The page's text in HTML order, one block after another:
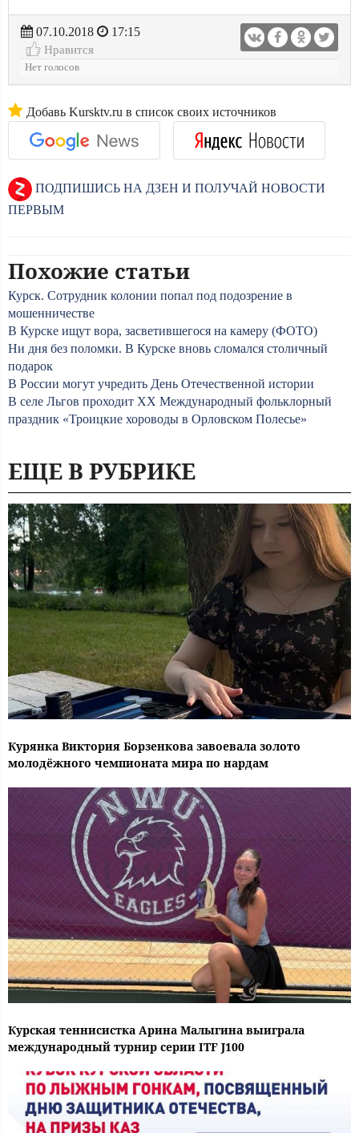
07.10.2018
17:15
Нравится
Нет голосов
Добавь Kursktv.ru в список своих источников
ПОДПИШИСЬ НА ДЗЕН И ПОЛУЧАЙ НОВОСТИ
ПЕРВЫМ
Похожие статьи
Курск. Сотрудник колонии попал под подозрение в
мошенничестве
В Курске ищут вора, засветившегося на камеру (ФОТО)
Ни дня без поломки. В Курске вновь сломался столичный
подарок
В России могут учредить День Отечественной истории
В селе Льгов проходит XX Международный фольклорный
праздник «Троицкие хороводы в Орловском Полесье»
ЕЩЕ В РУБРИКЕ
Курянка Виктория Борзенкова завоевала золото
молодёжного чемпионата мира по нардам
Курская теннисистка Арина Малыгина выиграла
международный турнир серии ITF J100